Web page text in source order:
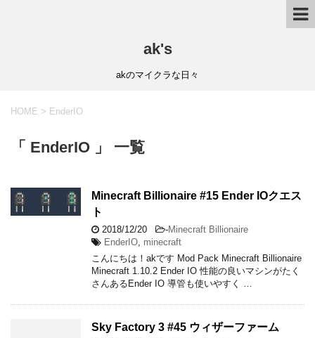
ak's
akのマイクラな日々
HOME > EnderIO
「 EnderIO 」 一覧
Minecraft Billionaire #15 Ender IOクエス
ト
2018/12/20 -Minecraft Billionaire
EnderIO minecraft
こんにちは！akです Mod Pack Minecraft Billionaire
Minecraft 1.10.2 Ender IO 性能の良いマシンがたく
さんあるEnder IO 導管も使いやすく …
Sky Factory 3 #45 ウィザーファーム